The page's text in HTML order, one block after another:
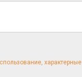
характерные